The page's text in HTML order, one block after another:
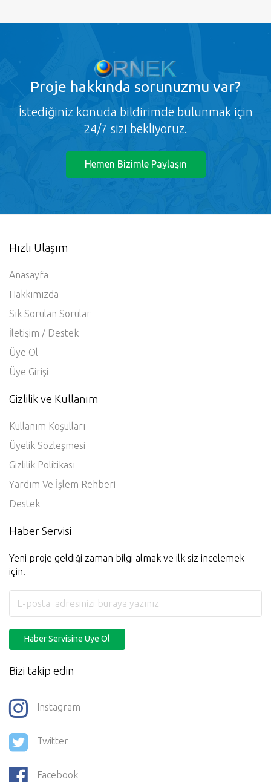
Proje hakkında sorunuzmu var?
İstediğiniz konuda bildirimde bulunmak için
24/7 sizi bekliyoruz.
Hemen Bizimle Paylaşın
Hızlı Ulaşım
Anasayfa
Hakkımızda
Sık Sorulan Sorular
İletişim / Destek
Üye Ol
Üye Girişi
Gizlilik ve Kullanım
Kullanım Koşulları
Üyelik Sözleşmesi
Gizlilik Politikası
Yardım Ve İşlem Rehberi
Destek
Haber Servisi
Yeni proje geldiği zaman bilgi almak ve ilk siz incelemek
için!
Haber Servisine Üye Ol
Bizi takip edin
Instagram
Twitter
Facebook